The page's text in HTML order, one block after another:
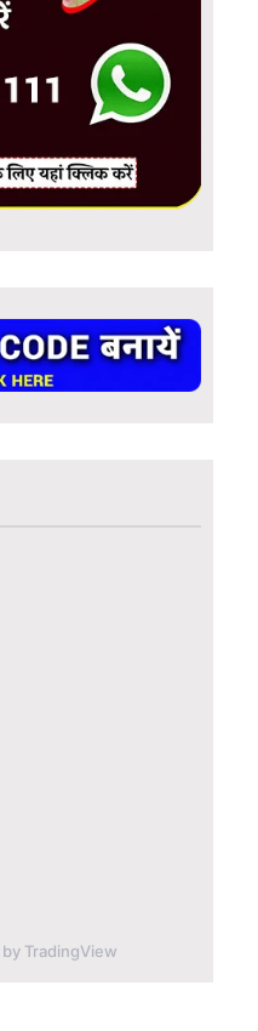
by TradingView